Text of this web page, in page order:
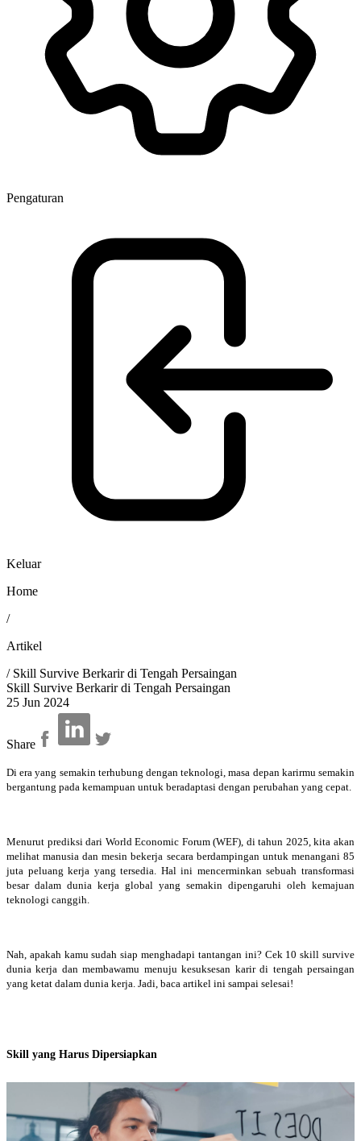
Pengaturan
Keluar
Home
/
Artikel
/ Skill Survive Berkarir di Tengah Persaingan
Skill Survive Berkarir di Tengah Persaingan
25 Jun 2024
Share
Di era yang semakin terhubung dengan teknologi, masa depan karirmu semakin
bergantung pada kemampuan untuk beradaptasi dengan perubahan yang cepat.
Menurut prediksi dari World Economic Forum (WEF), di tahun 2025, kita akan
melihat manusia dan mesin bekerja secara berdampingan untuk menangani 85
juta peluang kerja yang tersedia. Hal ini mencerminkan sebuah transformasi
besar dalam dunia kerja global yang semakin dipengaruhi oleh kemajuan
teknologi canggih.
Nah, apakah kamu sudah siap menghadapi tantangan ini? Cek 10 skill survive
dunia kerja dan membawamu menuju kesuksesan karir di tengah persaingan
yang ketat dalam dunia kerja. Jadi, baca artikel ini sampai selesai!
Skill yang Harus Dipersiapkan